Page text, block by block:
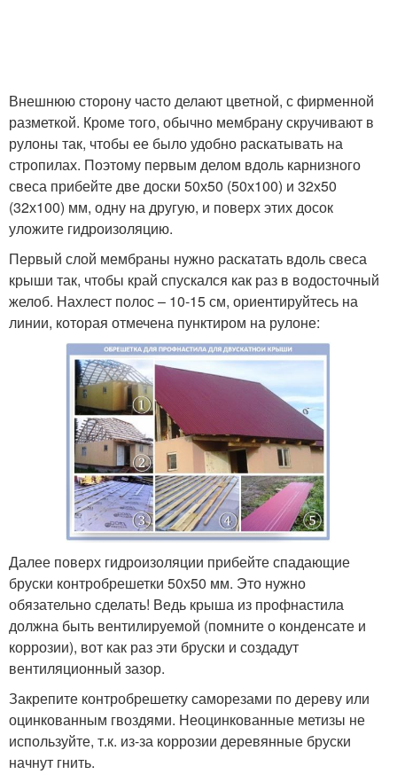
Внешнюю сторону часто делают цветной, с фирменной
разметкой. Кроме того, обычно мембрану скручивают в
рулоны так, чтобы ее было удобно раскатывать на
стропилах. Поэтому первым делом вдоль карнизного
свеса прибейте две доски 50х50 (50х100) и 32х50
(32х100) мм, одну на другую, и поверх этих досок
уложите гидроизоляцию.
Первый слой мембраны нужно раскатать вдоль свеса
крыши так, чтобы край спускался как раз в водосточный
желоб. Нахлест полос – 10-15 см, ориентируйтесь на
линии, которая отмечена пунктиром на рулоне:
Далее поверх гидроизоляции прибейте спадающие
бруски контробрешетки 50х50 мм. Это нужно
обязательно сделать! Ведь крыша из профнастила
должна быть вентилируемой (помните о конденсате и
коррозии), вот как раз эти бруски и создадут
вентиляционный зазор.
Закрепите контробрешетку саморезами по дереву или
оцинкованным гвоздями. Неоцинкованные метизы не
используйте, т.к. из-за коррозии деревянные бруски
начнут гнить.